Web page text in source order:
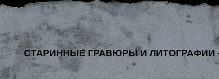
СТАРИННЫЕ ГРАВЮРЫ И ЛИТОГРАФИИ